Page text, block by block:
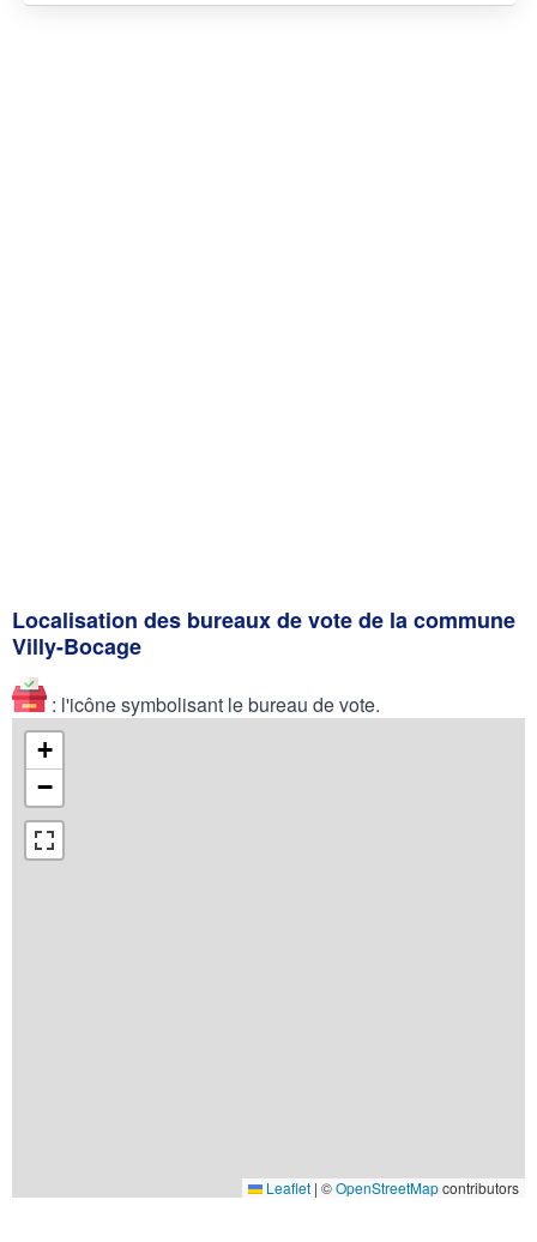
Localisation des bureaux de vote de la commune
Villy-Bocage
: l'icône symbolisant le bureau de vote.
+
−
Leaflet | ©OpenStreetMapcontributors